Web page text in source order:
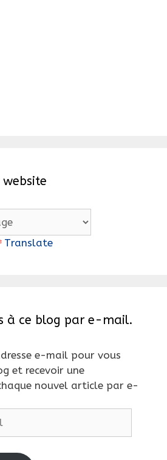
Translate
à ce blog par e-mail.
e-mail pour vous
et recevoir une
nouvel article par e-